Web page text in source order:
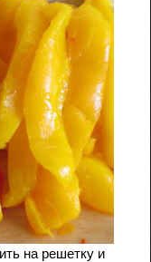
на решетку и